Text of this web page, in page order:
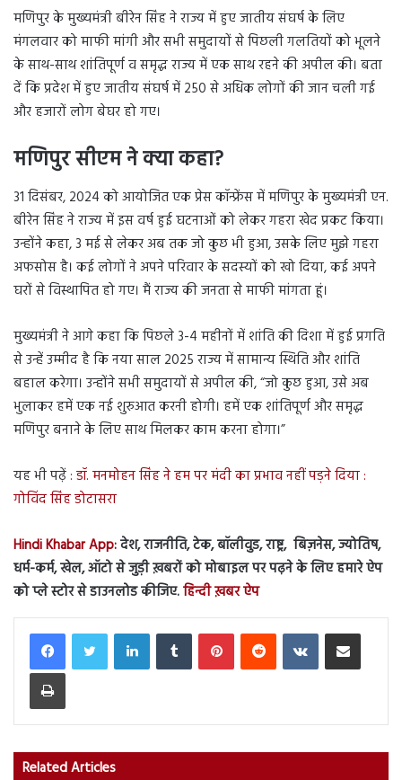
मणिपुर के मुख्यमंत्री बीरेन सिंह ने राज्य में हुए जातीय संघर्ष के लिए
मंगलवार को माफी मांगी और सभी समुदायों से पिछली गलतियों को भूलने
के साथ-साथ शांतिपूर्ण व समृद्ध राज्य में एक साथ रहने की अपील की। बता
दें कि प्रदेश में हुए जातीय संघर्ष में 250 से अधिक लोगों की जान चली गई
और हजारों लोग बेघर हो गए।
मणिपुर सीएम ने क्या कहा?
31 दिसंबर, 2024 को आयोजित एक प्रेस कॉन्फ्रेंस में मणिपुर के मुख्यमंत्री एन.
बीरेन सिंह ने राज्य में इस वर्ष हुई घटनाओं को लेकर गहरा खेद प्रकट किया।
उन्होंने कहा, 3 मई से लेकर अब तक जो कुछ भी हुआ, उसके लिए मुझे गहरा
अफसोस है। कई लोगों ने अपने परिवार के सदस्यों को खो दिया, कई अपने
घरों से विस्थापित हो गए। मैं राज्य की जनता से माफी मांगता हूं।
मुख्यमंत्री ने आगे कहा कि पिछले 3-4 महीनों में शांति की दिशा में हुई प्रगति
से उन्हें उम्मीद है कि नया साल 2025 राज्य में सामान्य स्थिति और शांति
बहाल करेगा। उन्होंने सभी समुदायों से अपील की, “जो कुछ हुआ, उसे अब
भुलाकर हमें एक नई शुरुआत करनी होगी। हमें एक शांतिपूर्ण और समृद्ध
मणिपुर बनाने के लिए साथ मिलकर काम करना होगा।”
यह भी पढ़ें : डॉ. मनमोहन सिंह ने हम पर मंदी का प्रभाव नहीं पड़ने दिया :
गोविंद सिंह डोटासरा
Hindi Khabar App:देश, राजनीति, टेक, बॉलीवुड, राष्ट्र, बिज़नेस, ज्योतिष,
धर्म-कर्म, खेल, ऑटो से जुड़ी ख़बरों को मोबाइल पर पढ़ने के लिए हमारे ऐप
को प्ले स्टोर से डाउनलोड कीजिए.हिन्दी ख़बर ऐप
LinkedInTumblr PinterestReddit VKontakteShare via Email
Print
Related Articles